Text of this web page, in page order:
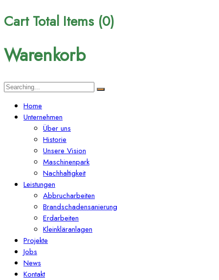
Cart Total Items (0)
Warenkorb
Search
Home
Unternehmen
Über uns
Historie
Unsere Vision
Maschinenpark
Nachhaltigkeit
Leistungen
Abbrucharbeiten
Brandschadensanierung
Erdarbeiten
Kleinkläranlagen
Projekte
Jobs
News
Kontakt